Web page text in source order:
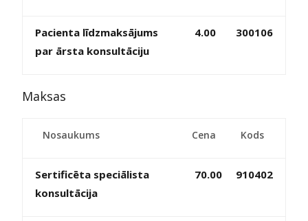
Pacienta līdzmaksājums
par ārsta konsultāciju
4.00 300106
Maksas
Nosaukums Cena Kods
Sertificēta speciālista
konsultācija
70.00 910402